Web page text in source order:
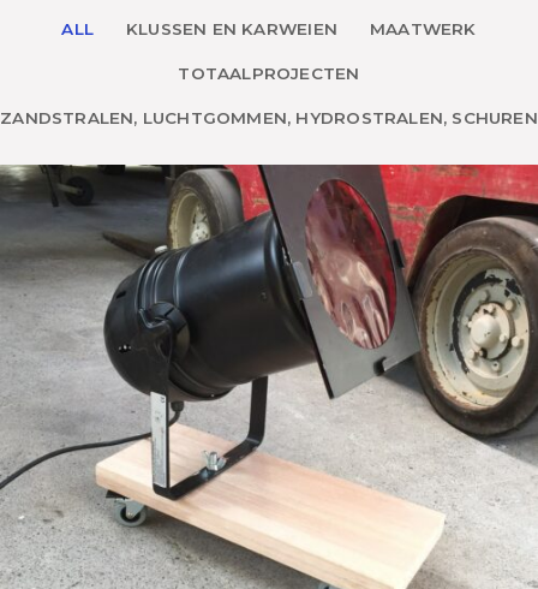
ALL KLUSSEN EN KARWEIEN MAATWERK
TOTAALPROJECTEN
ZANDSTRALEN, LUCHTGOMMEN, HYDROSTRALEN, SCHUREN